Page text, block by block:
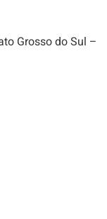
Grosso do Sul –